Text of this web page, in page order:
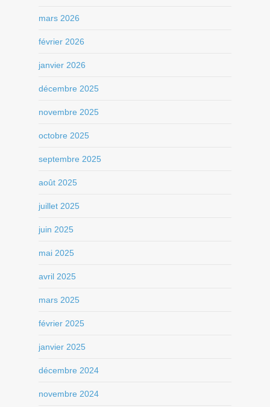
mars 2026
février 2026
janvier 2026
décembre 2025
novembre 2025
octobre 2025
septembre 2025
août 2025
juillet 2025
juin 2025
mai 2025
avril 2025
mars 2025
février 2025
janvier 2025
décembre 2024
novembre 2024